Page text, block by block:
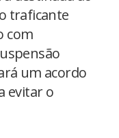
traficante
com
um acordo
evitar o